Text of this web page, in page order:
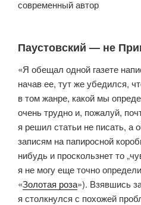
современный автор
Паустовский — не
«Я обещал одной газете
начав ее, тут же убедился,
в том жанре, какой мы
очень трудно и, пожалуй,
я решил статьи не писать, а
записям на папиросной
нибудь и проскользнет то
я не могу еще точно
«Золотая роза»). Взявшись
я столкнулся с похожей